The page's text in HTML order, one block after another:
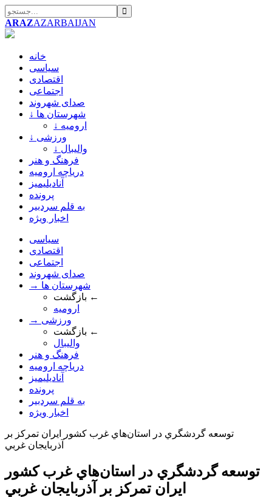
ARAZAZARBAIJAN
خانه
سیاسی
اقتصادی
اجتماعی
صدای شهروند
↓ شهرستان ها
↓ ارومیه
↓ ورزشی
↓ والیبال
فرهنگ و هنر
دریاچه ارومیه
آنادیلیمیز
پرونده
به قلم سردبیر
اخبار ویژه
سیاسی
اقتصادی
اجتماعی
صدای شهروند
→ شهرستان ها
بازگشت ←
ارومیه
→ ورزشی
بازگشت ←
والیبال
فرهنگ و هنر
دریاچه ارومیه
آنادیلیمیز
پرونده
به قلم سردبیر
اخبار ویژه
توسعه گردشگري در استان‌هاي غرب کشور ايران تمرکز بر
آذربايجان غربي
توسعه گردشگري در استان‌هاي غرب کشور
ايران تمرکز بر آذربايجان غربي